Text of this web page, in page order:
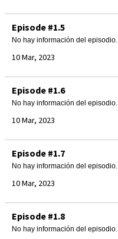
Episode #1.5
No hay información del episodio.
10 Mar, 2023
Episode #1.6
No hay información del episodio.
10 Mar, 2023
Episode #1.7
No hay información del episodio.
10 Mar, 2023
Episode #1.8
No hay información del episodio.